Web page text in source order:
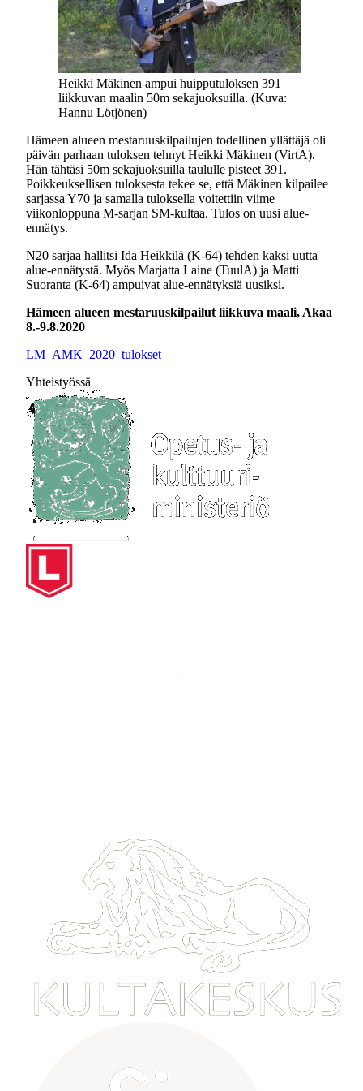
Heikki Mäkinen ampui huipputuloksen 391
liikkuvan maalin 50m sekajuoksuilla. (Kuva:
Hannu Lötjönen)
Hämeen alueen mestaruuskilpailujen todellinen yllättäjä oli
päivän parhaan tuloksen tehnyt Heikki Mäkinen (VirtA).
Hän tähtäsi 50m sekajuoksuilla taululle pisteet 391.
Poikkeuksellisen tuloksesta tekee se, että Mäkinen kilpailee
sarjassa Y70 ja samalla tuloksella voitettiin viime
viikonloppuna M-sarjan SM-kultaa. Tulos on uusi alue-
ennätys.
N20 sarjaa hallitsi Ida Heikkilä (K-64) tehden kaksi uutta
alue-ennätystä. Myös Marjatta Laine (TuulA) ja Matti
Suoranta (K-64) ampuivat alue-ennätyksiä uusiksi.
Hämeen alueen mestaruuskilpailut liikkuva maali, Akaa
8.-9.8.2020
LM_AMK_2020_tulokset
Yhteistyössä